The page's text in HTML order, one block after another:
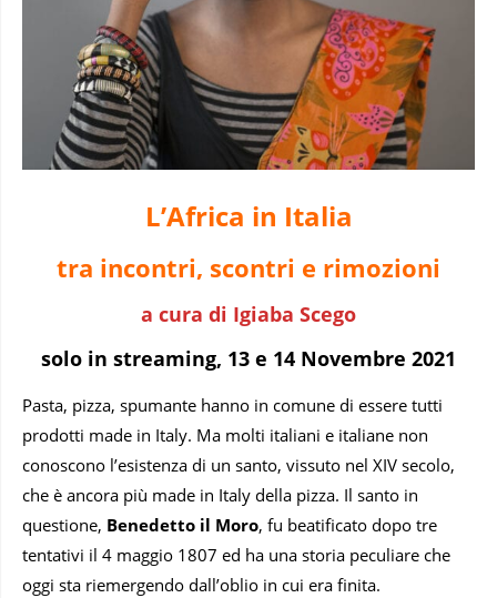
L’Africa in Italia
tra incontri, scontri e rimozioni
a cura di Igiaba Scego
solo in streaming, 13 e 14 Novembre 2021
Pasta, pizza, spumante hanno in comune di essere tutti
prodotti made in Italy. Ma molti italiani e italiane non
conoscono l’esistenza di un santo, vissuto nel XIV secolo,
che è ancora più made in Italy della pizza. Il santo in
questione, Benedetto il Moro, fu beatificato dopo tre
tentativi il 4 maggio 1807 ed ha una storia peculiare che
oggi sta riemergendo dall’oblio in cui era finita.